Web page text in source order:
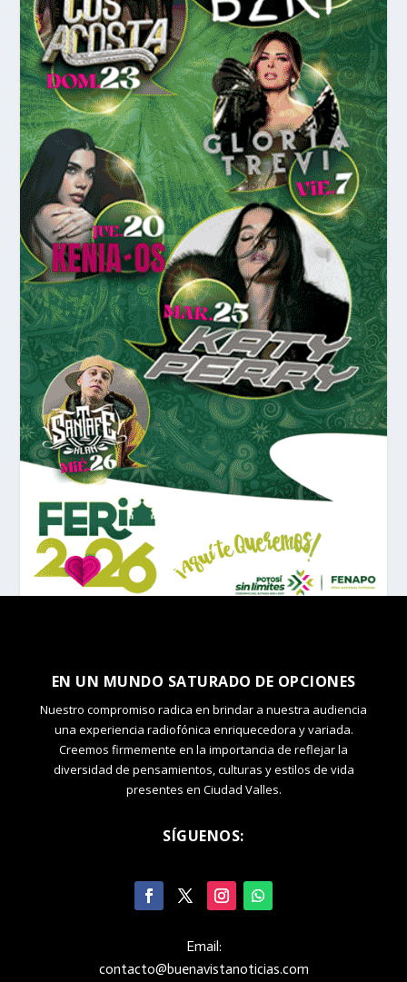
EN UN MUNDO SATURADO DE OPCIONES
Nuestro compromiso radica en brindar a nuestra audiencia
una experiencia radiofónica enriquecedora y variada.
Creemos firmemente en la importancia de reflejar la
diversidad de pensamientos, culturas y estilos de vida
presentes en Ciudad Valles.
SÍGUENOS:
Email:
contacto@buenavistanoticias.com